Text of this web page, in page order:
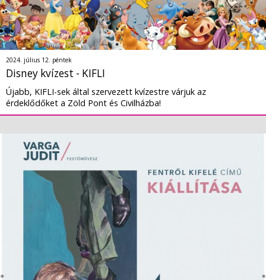
2024. július 12. péntek
Disney kvízest - KIFLI
Újabb, KIFLI-sek által szervezett kvízestre várjuk az
érdeklődőket a Zöld Pont és Civilházba!